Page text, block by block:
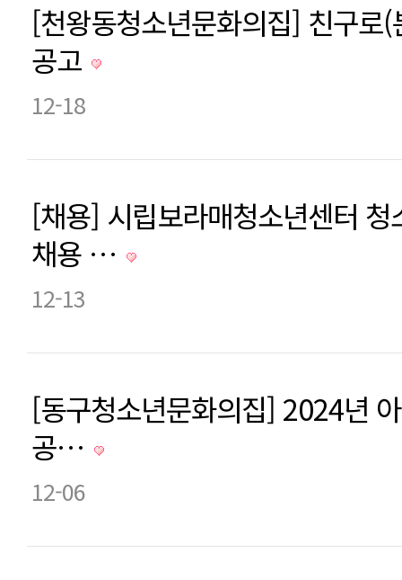
[천왕동청소년문화의집] 친구로
공고
12-18
[채용] 시립보라매청소년센터
채용 …
12-13
[동구청소년문화의집] 2024년
공…
12-06